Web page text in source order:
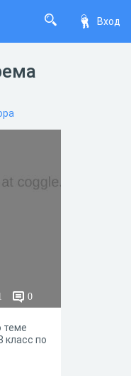
Вход
0
теме
класс по